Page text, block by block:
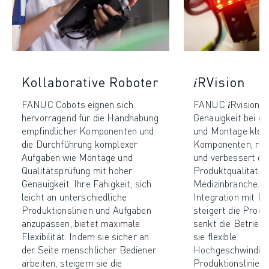
Kollaborative Roboter
FANUC Cobots eignen sich
hervorragend für die Handhabung
empfindlicher Komponenten und
die Durchführung komplexer
Aufgaben wie Montage und
Qualitätsprüfung mit hoher
Genauigkeit. Ihre Fähigkeit, sich
leicht an unterschiedliche
Produktionslinien und Aufgaben
anzupassen, bietet maximale
Flexibilität. Indem sie sicher an
der Seite menschlicher Bediener
arbeiten, steigern sie die
𝑖RVision
FANUC 𝑖Rvision
Genauigkeit bei
und Montage
Komponenten,
und verbessert die
Produktqualität
Medizinbranche.
Integration mit
steigert die
senkt die
sie flexible
Produktionslinien